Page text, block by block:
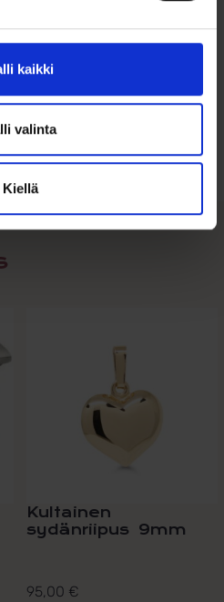
kaikki
valinta
Kiellä
ohjeisiin
Kultainen
sydänriipus 9mm
95,00 €